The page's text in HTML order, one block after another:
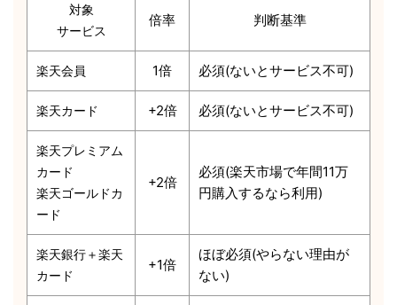
対象
サービス
倍率 判断基準
楽天会員 1倍 必須(ないとサービス不可)
楽天カード +2倍 必須(ないとサービス不可)
楽天プレミアム
カード
楽天ゴールドカ
ード
+2倍
必須(楽天市場で年間11万
円購入するなら利用)
楽天銀行＋楽天
カード
+1倍
ほぼ必須(やらない理由が
ない)